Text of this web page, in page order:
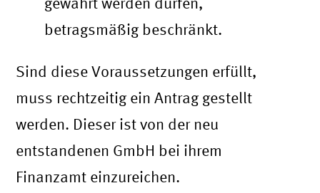
betragsmäßig beschränkt.
Sind diese Voraussetzungen erfüllt,
muss rechtzeitig ein Antrag gestellt
werden. Dieser ist von der neu
entstandenen GmbH bei ihrem
Finanzamt einzureichen.